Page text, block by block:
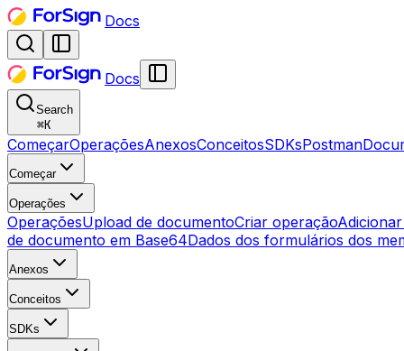
Docs
Docs
Search
⌘K
ComeçarOperaçõesAnexosConceitosSDKsPostman
Começar
Operações
OperaçõesUpload de documentoCriar operação
de documento em Base64Dados dos formulários dos
Anexos
Conceitos
SDKs